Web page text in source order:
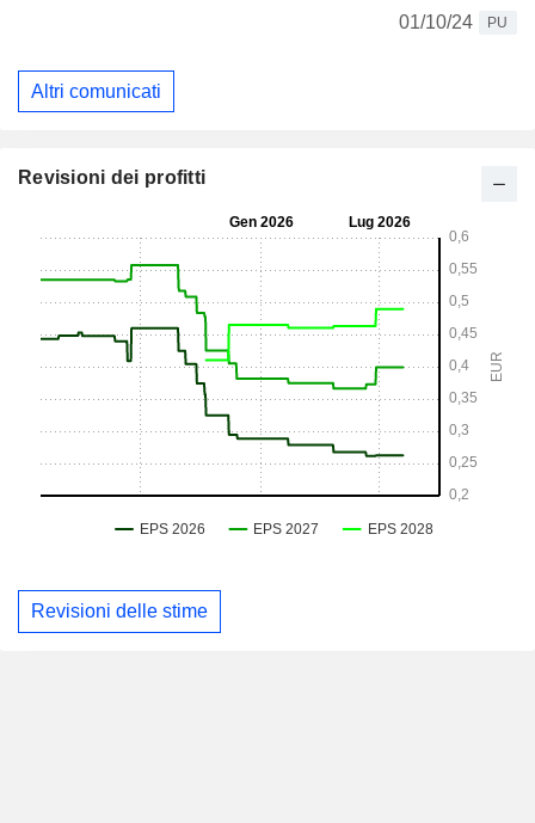
01/10/24
PU
Altri comunicati
Revisioni dei profitti
Revisioni delle stime